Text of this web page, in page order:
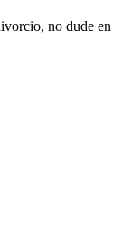
no dude